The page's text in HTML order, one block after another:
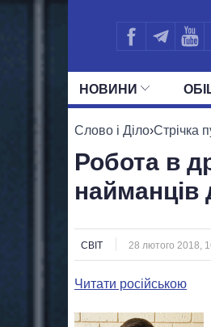
НОВИНИ
Слово і Діло›Стрічка
Робота в
найманців
СВІТ 28 лютого 2018,
Читати російською